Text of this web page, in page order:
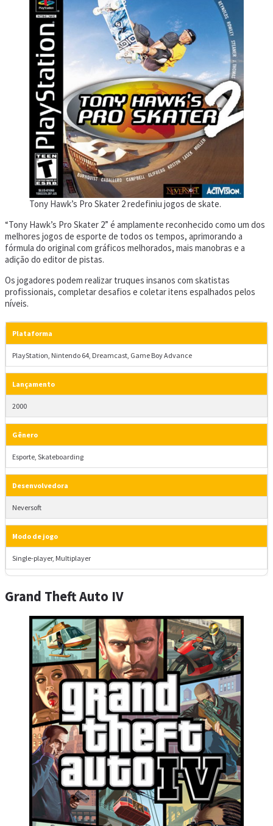
Tony Hawk’s Pro Skater 2 redefiniu jogos de skate.
“Tony Hawk’s Pro Skater 2” é amplamente reconhecido como um dos
melhores jogos de esporte de todos os tempos, aprimorando a
fórmula do original com gráficos melhorados, mais manobras e a
adição do editor de pistas.
Os jogadores podem realizar truques insanos com skatistas
profissionais, completar desafios e coletar itens espalhados pelos
níveis.
Plataforma
PlayStation, Nintendo 64, Dreamcast, Game Boy Advance
Lançamento
2000
Gênero
Esporte, Skateboarding
Desenvolvedora
Neversoft
Modo de jogo
Single-player, Multiplayer
Grand Theft Auto IV